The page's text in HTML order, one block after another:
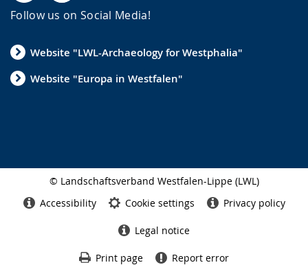
Follow us on Social Media!
Website "LWL-Archaeology for Westphalia"
Website "Europa in Westfalen"
© Landschaftsverband Westfalen-Lippe (LWL)
finish
Accessibility Cookie settings Privacy policy
Legal notice
Print page Report error